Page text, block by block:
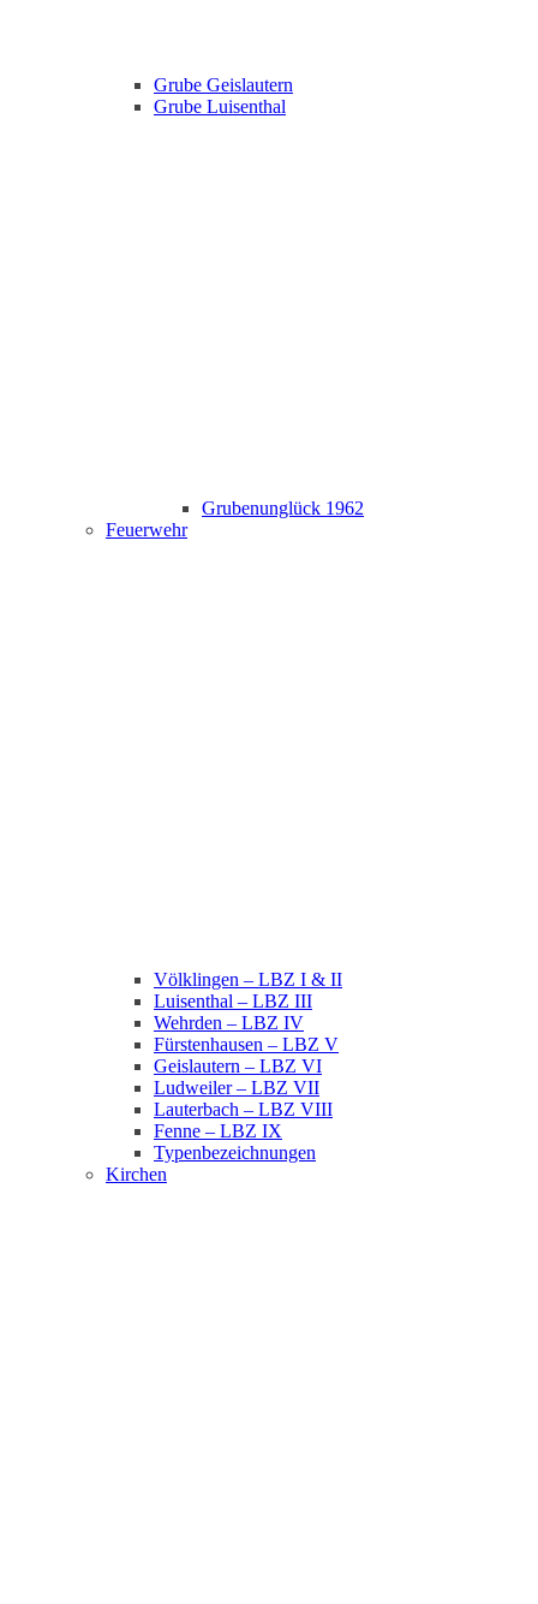
Grube Geislautern
Grube Luisenthal
Grubenunglück 1962
Feuerwehr
Völklingen – LBZ I & II
Luisenthal – LBZ III
Wehrden – LBZ IV
Fürstenhausen – LBZ V
Geislautern – LBZ VI
Ludweiler – LBZ VII
Lauterbach – LBZ VIII
Fenne – LBZ IX
Typenbezeichnungen
Kirchen